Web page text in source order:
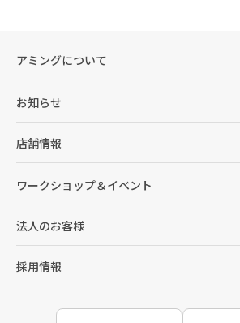
アミングについて
お知らせ
店舗情報
ワークショップ＆イベント
法人のお客様
採用情報